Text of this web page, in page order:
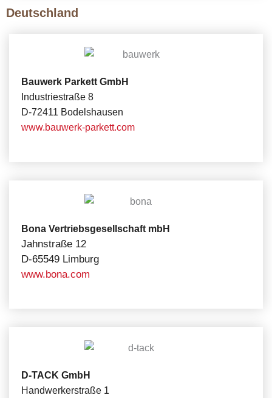
Deutschland
Bauwerk Parkett GmbH
Industriestraße 8
D-72411 Bodelshausen
www.bauwerk-parkett.com
Bona Vertriebsgesellschaft mbH
Jahnstraße 12
D-65549 Limburg
www.bona.com
D-TACK GmbH
Handwerkerstraße 1